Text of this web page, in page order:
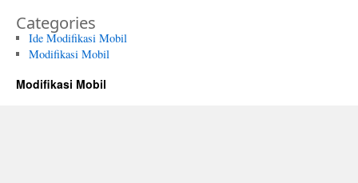
Categories
Ide Modifikasi Mobil
Modifikasi Mobil
Modifikasi Mobil